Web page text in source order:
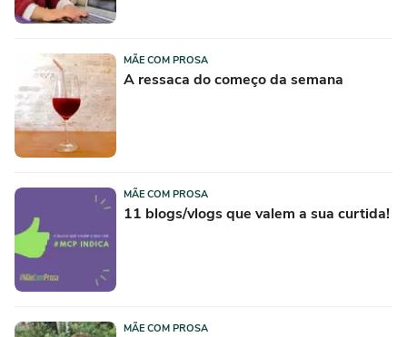
MÃE COM PROSA
A ressaca do começo da semana
MÃE COM PROSA
11 blogs/vlogs que valem a sua curtida!
MÃE COM PROSA